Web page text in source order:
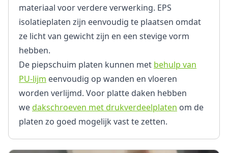
materiaal voor verdere verwerking. EPS
isolatieplaten zijn eenvoudig te plaatsen omdat
ze licht van gewicht zijn en een stevige vorm
hebben.
De piepschuim platen kunnen met behulp van
PU-lijm eenvoudig op wanden en vloeren
worden verlijmd. Voor platte daken hebben
wedakschroeven met drukverdeelplaten om de
platen zo goed mogelijk vast te zetten.